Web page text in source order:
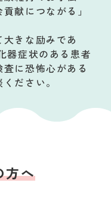
献につながる」
きな励みであ
器症状のある患者
に恐怖心がある
ださい。
方へ